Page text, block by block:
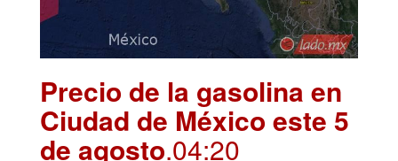
Precio de la gasolina en
Ciudad de México este 5
de agosto.04:20